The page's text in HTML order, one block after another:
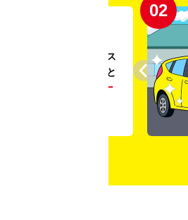
。ガソリンス
インフラを活用すること
リー
02